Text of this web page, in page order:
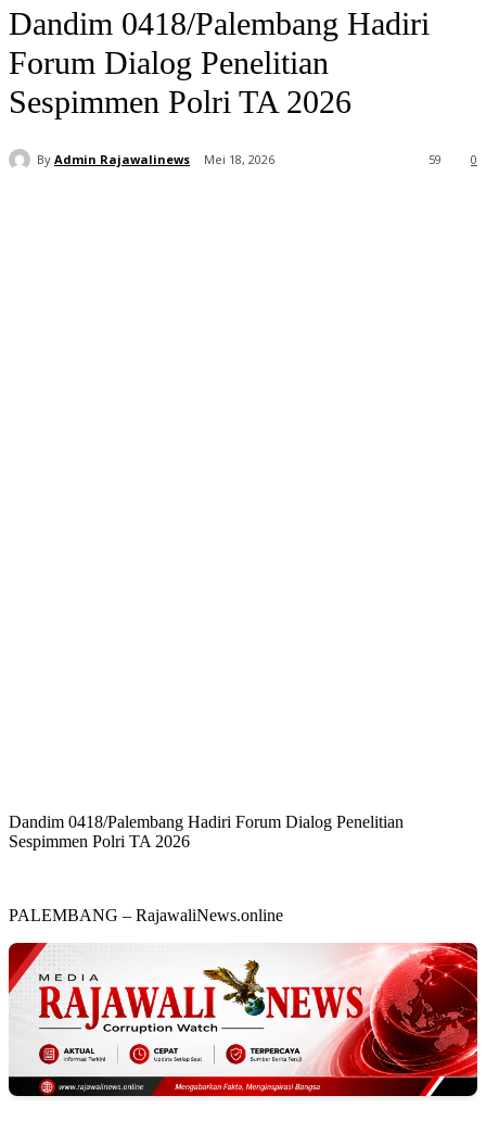
Dandim 0418/Palembang Hadiri
Forum Dialog Penelitian
Sespimmen Polri TA 2026
By Admin Rajawalinews Mei 18, 2026 0
59
Dandim 0418/Palembang Hadiri Forum Dialog Penelitian
Sespimmen Polri TA 2026
PALEMBANG – RajawaliNews.online